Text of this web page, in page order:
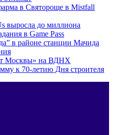
в Святороще в Mistfall
выросла до миллиона
в Game Pass
в районе станции Мачида
Москвы» на ВДНХ
к 70-летию Дня строителя